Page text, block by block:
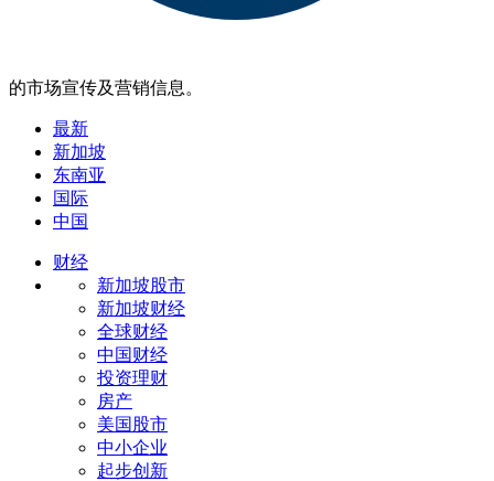
的市场宣传及营销信息。
最新
新加坡
东南亚
国际
中国
财经
新加坡股市
新加坡财经
全球财经
中国财经
投资理财
房产
美国股市
中小企业
起步创新